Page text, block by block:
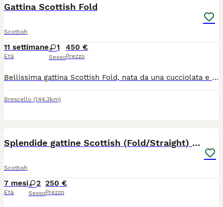
Gattina Scottish Fold
Scottish
11 settimane
Età
1
Sesso
450 €
Prezzo
Bellissima gattina Scottish Fold, nata da una cucciolata e ultima rimasta. È dolcissima, molto giocherellona, già svezzata e sta imparando a usare la lettiera. Nata il 22 maggio, sarà pronta per raggiungere la sua nuova famiglia tra una settimana. Prezzo: 450 Mamma e papà visibili Vaccinazioni a carico dell’acquirente Cerco una famiglia che la accolga con amore e che sia composta da persone realmente interessate e amanti degli animali. Per maggiori informazioni, foto o per fissare una visita, contattatemi in privato.
Brescello (144.3km)
Splendide gattine Scottish (Fold/Straight) 6 mesi
Scottish
7 mesi
Età
2
Sesso
250 €
Prezzo